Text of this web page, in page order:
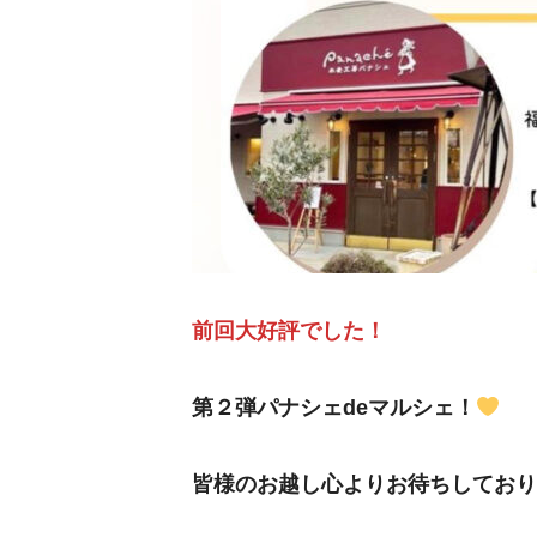
前回大好評でした！
第２弾パナシェdeマルシェ！
皆様のお越し心よりお待ちしてお